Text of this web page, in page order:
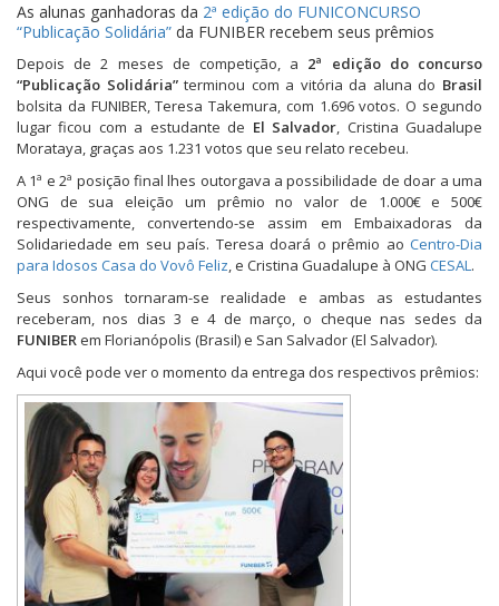
a
c
o
p
a
r
t
i
l
h
a
r
n
F
a
c
e
o
o
k
(
b
e
e
n
o
v
a
n
e
l
a
c
o
p
a
r
t
i
l
h
a
r
n
o
T
w
i
t
e
r
(
a
r
e
a
a
n
e
l
a
)
a
c
m
p
a
r
t
i
l
h
a
r
n
W
h
a
t
A
p
p
(
b
e
e
m
n
o
v
a
j
a
n
e
a
)
As alunas ganhadoras da 2ª edição do FUNICONCURSO
“Publicação Solidária” da FUNIBER recebem seus prêmios
Depois de 2 meses de competição, a 2ª edição do concurso
“Publicação Solidária”terminou com a vitória da aluna do Brasil
bolsita da FUNIBER, Teresa Takemura, com 1.696 votos. O segundo
lugar ficou com a estudante de El Salvador, Cristina Guadalupe
Morataya, graças aos 1.231 votos que seu relato recebeu.
A 1ª e 2ª posição final lhes outorgava a possibilidade de doar a uma
ONG de sua eleição um prêmio no valor de 1.000€ e 500€
respectivamente, convertendo-se assim em Embaixadoras da
Solidariedade em seu país. Teresa doará o prêmio ao Centro-Dia
para Idosos Casa do Vovô Feliz, e Cristina Guadalupe à ONG CESAL.
Seus sonhos tornaram-se realidade e ambas as estudantes
receberam, nos dias 3 e 4 de março, o cheque nas sedes da
FUNIBERem Florianópolis (Brasil) e San Salvador (El Salvador).
Aqui você pode ver o momento da entrega dos respectivos prêmios: